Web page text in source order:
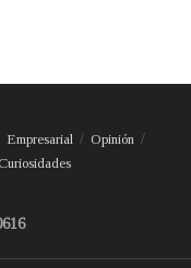
Empresarial
Opinión
Curiosidades